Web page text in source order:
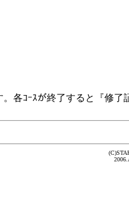
各ｺｰｽが終了すると『修了